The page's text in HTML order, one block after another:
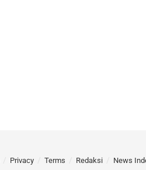
Privacy Terms Redaksi News